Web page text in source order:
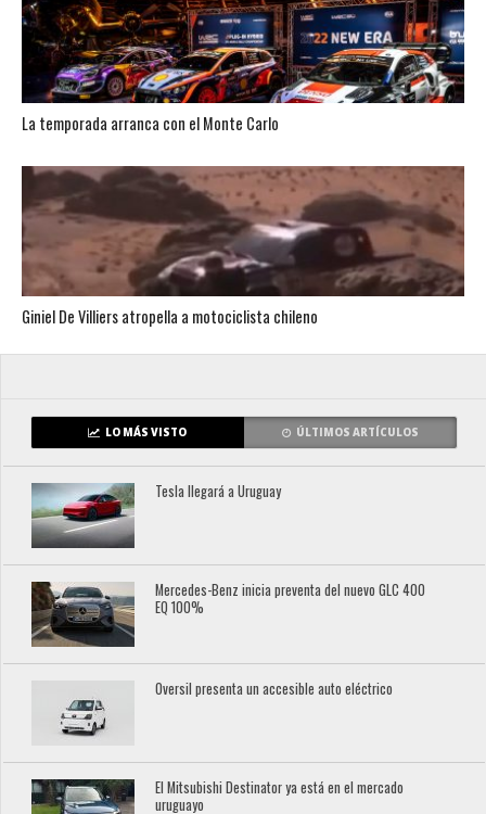
La temporada arranca con el Monte Carlo
Giniel De Villiers atropella a motociclista chileno
LO MÁS VISTO ÚLTIMOS ARTÍCULOS
Tesla llegará a Uruguay
Mercedes-Benz inicia preventa del nuevo GLC 400
EQ 100%
Oversil presenta un accesible auto eléctrico
El Mitsubishi Destinator ya está en el mercado
uruguayo